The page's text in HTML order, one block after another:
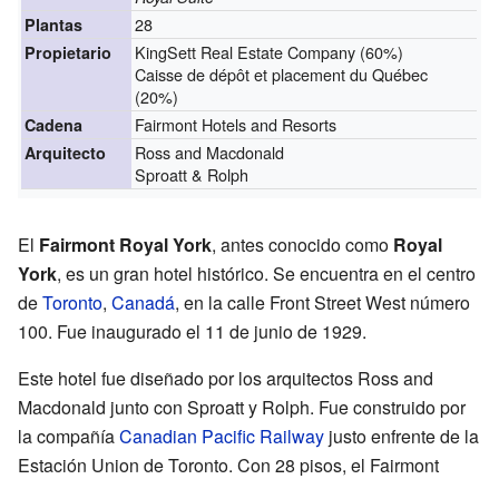
Plantas
28
Propietario
KingSett Real Estate Company (60%)
Caisse de dépôt et placement du Québec
(20%)
Cadena Fairmont Hotels and Resorts
Arquitecto
Ross and Macdonald
Sproatt & Rolph
El Fairmont Royal York, antes conocido como Royal
York, es un gran hotel histórico. Se encuentra en el centro
deToronto, Canadá, en la calle Front Street West número
100. Fue inaugurado el 11 de junio de 1929.
Este hotel fue diseñado por los arquitectos Ross and
Macdonald junto con Sproatt y Rolph. Fue construido por
la compañíaCanadian Pacific Railway justo enfrente de la
Estación Union de Toronto. Con 28 pisos, el Fairmont